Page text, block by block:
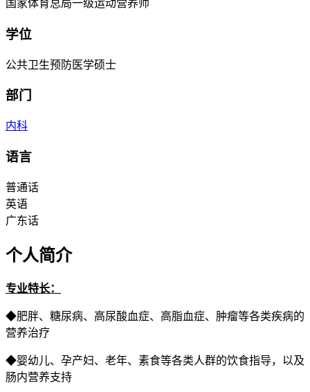
国家体育总局一级运动营养师
学位
公共卫生预防医学硕士
部门
内科
语言
普通话
英语
广东话
个人简介
专业特长：
◆肥胖、糖尿病、高尿酸血症、高脂血症、肿瘤等各类疾病的
营养治疗
◆婴幼儿、孕产妇、老年、素食等各类人群的饮食指导，以及
肠内营养支持